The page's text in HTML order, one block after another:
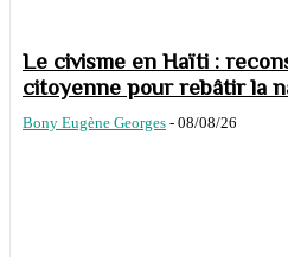
Le civisme en Haïti :
citoyenne pour rebâtir la
Bony Eugène Georges - 08/08/26